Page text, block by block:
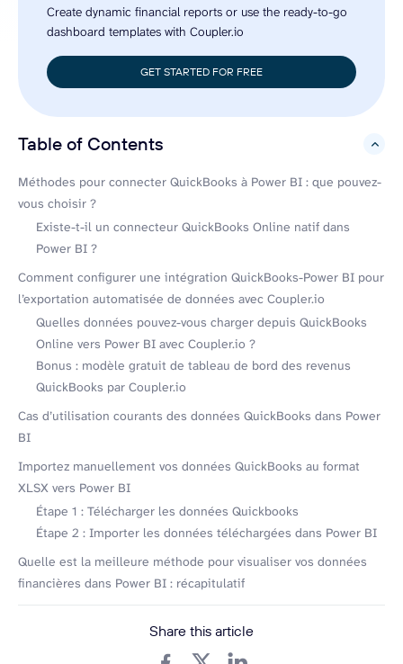
Create dynamic financial reports or use the ready-to-go
dashboard templates with Coupler.io
GET STARTED FOR FREE
Table of Contents
hide
Méthodes pour connecter QuickBooks à Power BI : que pouvez-
vous choisir ?
Existe-t-il un connecteur QuickBooks Online natif dans
Power BI ?
Comment configurer une intégration QuickBooks-Power BI pour
l’exportation automatisée de données avec Coupler.io
Quelles données pouvez-vous charger depuis QuickBooks
Online vers Power BI avec Coupler.io ?
Bonus : modèle gratuit de tableau de bord des revenus
QuickBooks par Coupler.io
Cas d’utilisation courants des données QuickBooks dans Power
BI
Importez manuellement vos données QuickBooks au format
XLSX vers Power BI
Étape 1 : Télécharger les données Quickbooks
Étape 2 : Importer les données téléchargées dans Power BI
Quelle est la meilleure méthode pour visualiser vos données
financières dans Power BI : récapitulatif
Share this article